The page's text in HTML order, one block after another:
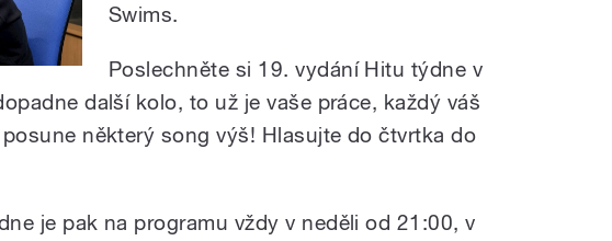
Swims.
Poslechněte si 19. vydání Hitu týdne v
další kolo, to už je vaše práce, každý váš
některý song výš! Hlasujte do čtvrtka do
je pak na programu vždy v neděli od 21:00, v